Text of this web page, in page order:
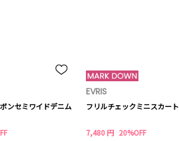
ンセミワイドデニム
EVRIS
フリルチェックミニスカート
7,480 円 20%OFF